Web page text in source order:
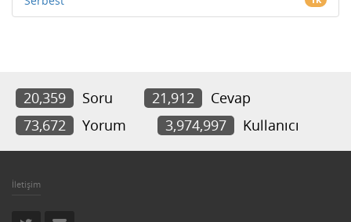
20,359 Soru 21,912
Cevap
73,672
Yorum 3,974,997 Kullanıcı
İletişim